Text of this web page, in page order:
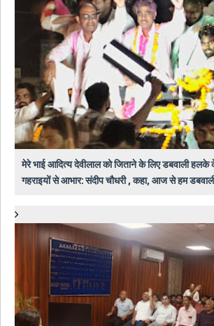
मेरे भाई आदित्य देवीलाल को जिताने के लिए डबवाली हलके
गहराइयों से आभार: संदीप चौधरी , कहा, आज से हम